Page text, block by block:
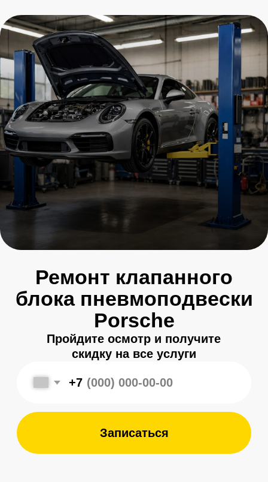
Ремонт клапанного
блока пневмоподвески
Porsche
скидку на все услуги
+7
Записаться